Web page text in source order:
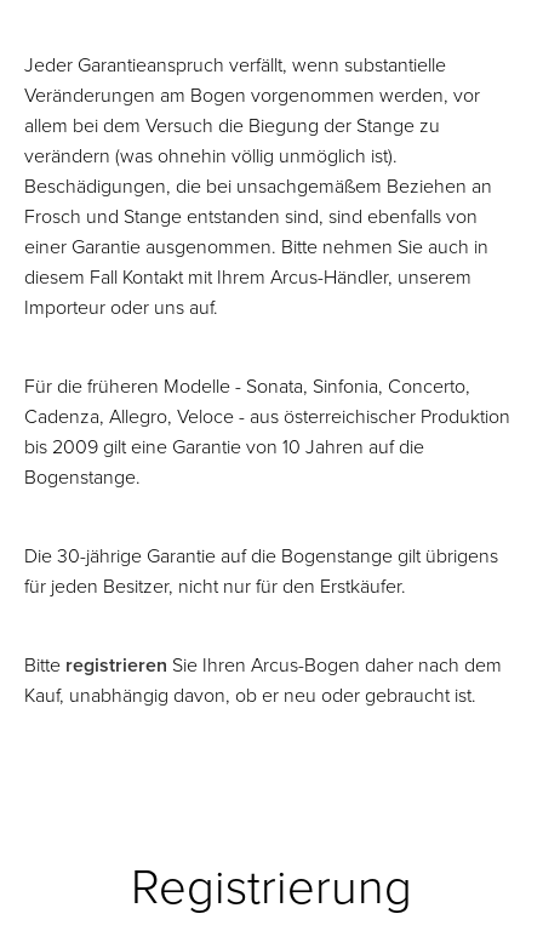
Jeder Garantieanspruch verfällt, wenn substantielle
Veränderungen am Bogen vorgenommen werden, vor
allem bei dem Versuch die Biegung der Stange zu
verändern (was ohnehin völlig unmöglich ist).
Beschädigungen, die bei unsachgemäßem Beziehen an
Frosch und Stange entstanden sind, sind ebenfalls von
einer Garantie ausgenommen. Bitte nehmen Sie auch in
diesem Fall Kontakt mit Ihrem Arcus-Händler, unserem
Importeur oder uns auf.
Für die früheren Modelle - Sonata, Sinfonia, Concerto,
Cadenza, Allegro, Veloce - aus österreichischer Produktion
bis 2009 gilt eine Garantie von 10 Jahren auf die
Bogenstange.
Die 30-jährige Garantie auf die Bogenstange gilt übrigens
für jeden Besitzer, nicht nur für den Erstkäufer.
Bitte registrieren Sie Ihren Arcus-Bogen daher nach dem
Kauf, unabhängig davon, ob er neu oder gebraucht ist.
Registrierung